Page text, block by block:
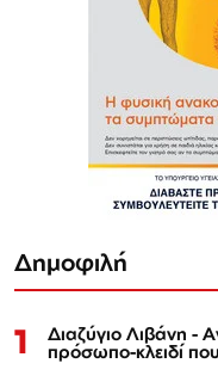
Δημοφιλή
1 Διαζύγιο Λιβάνη -
πρόσωπο-κλειδί